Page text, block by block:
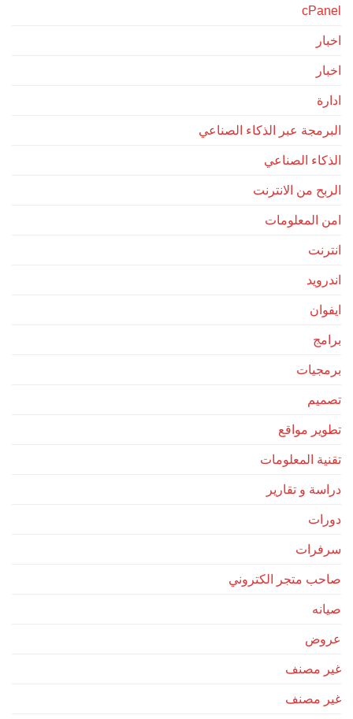
cPanel
اخبار
اخبار
ادارة
البرمجة عبر الذكاء الصناعي
الذكاء الصناعي
الربح من الانترنت
امن المعلومات
انترنت
اندرويد
ايفوان
برامج
برمجيات
تصميم
تطوير مواقع
تقنية المعلومات
دراسة و تقارير
دورات
سرفرات
صاحب متجر الكتروني
صيانه
عروض
غير مصنف
غير مصنف